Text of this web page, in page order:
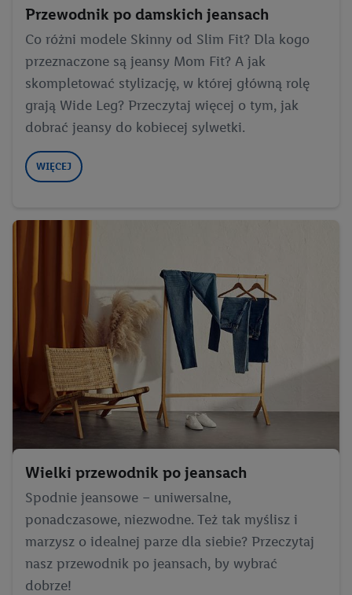
Przewodnik po damskich jeansach
Co różni modele Skinny od Slim Fit? Dla kogo
przeznaczone są jeansy Mom Fit? A jak
skompletować stylizację, w której główną rolę
grają Wide Leg? Przeczytaj więcej o tym, jak
dobrać jeansy do kobiecej sylwetki.
WIĘCEJ
Wielki przewodnik po jeansach
Spodnie jeansowe – uniwersalne,
ponadczasowe, niezwodne. Też tak myślisz i
marzysz o idealnej parze dla siebie? Przeczytaj
nasz przewodnik po jeansach, by wybrać
dobrze!